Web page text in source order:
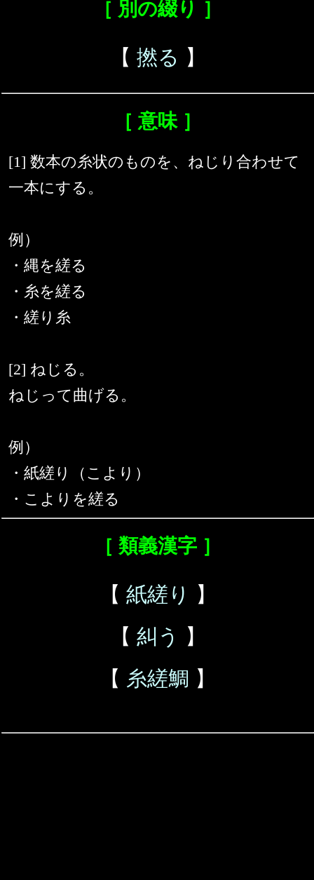
［ 別の綴り ］
【 撚る 】
［ 意味 ］
[1] 数本の糸状のものを、ねじり合わせて
一本にする。
例）
・縄を縒る
・糸を縒る
・縒り糸
[2] ねじる。
ねじって曲げる。
例）
・紙縒り（こより）
・こよりを縒る
［ 類義漢字 ］
【 紙縒り
】
【 糾う
】
【 糸縒鯛 】